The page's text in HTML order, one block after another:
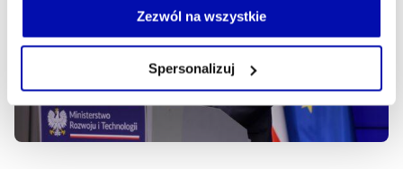
możesz łatwo zarządzać swoimi uprawnieniami, np. we
własnej przeglądarce internetowej lub po wybraniu opcji
naszejPolityce Prywatności
Zezwól na wszystkie
Spersonalizuj